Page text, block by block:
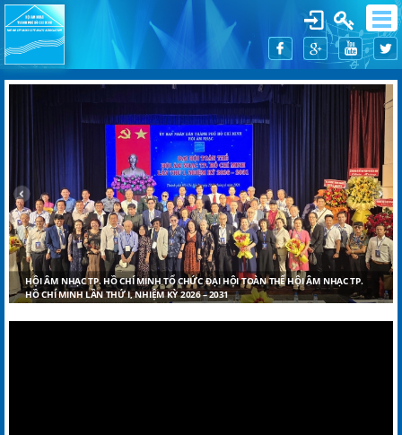
HỘI ÂM NHẠC TP. HỒ CHÍ MINH TỔ CHỨC ĐẠI HỘI TOÀN THỂ HỘI ÂM NHẠC TP.
HỒ CHÍ MINH LẦN THỨ I, NHIỆM KỲ 2026 – 2031